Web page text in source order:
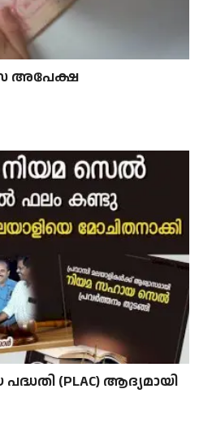
അപേക്ഷ
(PLAC) ആദ്യമായി